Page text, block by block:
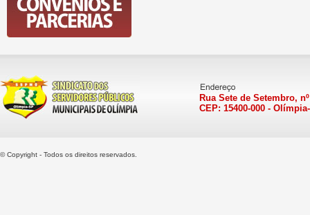
Rua Sete de Setembro,
CEP: 15400-000 -
© Copyright - Todos os direitos reservados.